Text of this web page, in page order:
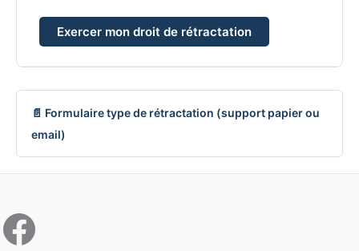
Exercer mon droit de rétractation
📄 Formulaire type de rétractation (support papier ou
email)